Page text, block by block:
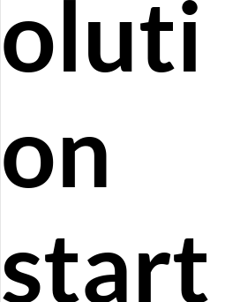
oluti
on
start